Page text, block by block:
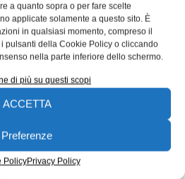
a quanto sopra o per fare scelte
applicate solamente a questo sito. È
in qualsiasi momento, compreso il
pulsanti della Cookie Policy o cliccando
nella parte inferiore dello schermo.
di più su questi scopi
ACCETTA
Preferenze
PolicyPrivacy Policy
PTC Creo
Rancilio
software CAD 3D
soluzione CAD
Wildfire Windchill
WEB